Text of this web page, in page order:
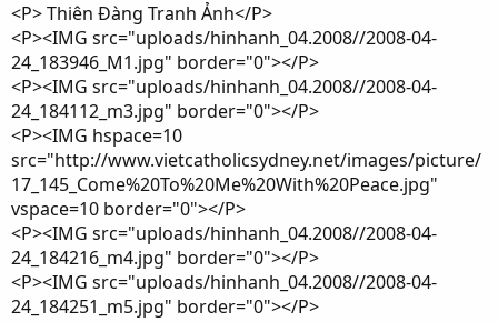
i
t
ạ
o
<P> Thiên Đàng Tranh Ảnh</P>
<P><IMG src="uploads/hinhanh_04.2008//2008-04-
24_183946_M1.jpg" border="0"></P>
<P><IMG src="uploads/hinhanh_04.2008//2008-04-
24_184112_m3.jpg" border="0"></P>
<P><IMG hspace=10
src="http://www.vietcatholicsydney.net/images/picture/
17_145_Come%20To%20Me%20With%20Peace.jpg"
vspace=10 border="0"></P>
<P><IMG src="uploads/hinhanh_04.2008//2008-04-
24_184216_m4.jpg" border="0"></P>
<P><IMG src="uploads/hinhanh_04.2008//2008-04-
24_184251_m5.jpg" border="0"></P>